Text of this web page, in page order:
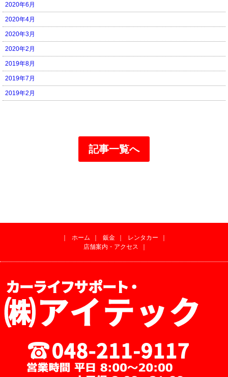
2020年6月
2020年4月
2020年3月
2020年2月
2019年8月
2019年7月
2019年2月
記事一覧へ
｜ ホーム ｜ 鈑金 ｜ レンタカー
｜
店舗案内・アクセス
｜